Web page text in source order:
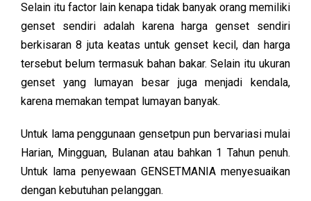
Selain itu factor lain kenapa tidak banyak orang memiliki
genset sendiri adalah karena harga genset sendiri
berkisaran 8 juta keatas untuk genset kecil, dan harga
tersebut belum termasuk bahan bakar. Selain itu ukuran
genset yang lumayan besar juga menjadi kendala,
karena memakan tempat lumayan banyak.
Untuk lama penggunaan gensetpun pun bervariasi mulai
Harian, Mingguan, Bulanan atau bahkan 1 Tahun penuh.
Untuk lama penyewaan GENSETMANIA menyesuaikan
dengan kebutuhan pelanggan.